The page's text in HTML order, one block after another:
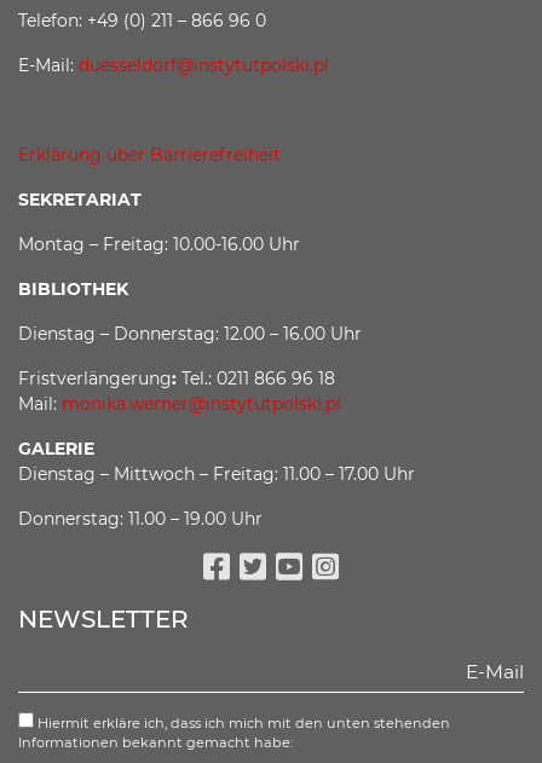
Telefon: +49 (0) 211 – 866 96 0
E-Mail: duesseldorf@instytutpolski.pl
Erklärung über Barrierefreiheit
SEKRETARIAT
Montag – Freitag: 10.00-16.00 Uhr
BIBLIOTHEK
Dienstag – Donnerstag: 12.00 – 16.00 Uhr
Fristverlängerung: Tel.: 0211 866 96 18
Mail: monika.werner@instytutpolski.pl
GALERIE
Dienstag – Mittwoch – Freitag: 11.00 – 17.00 Uhr
Donnerstag: 11.00 – 19.00 Uhr
NEWSLETTER
Hiermit erkläre ich, dass ich mich mit den unten stehenden
Informationen bekannt gemacht habe: